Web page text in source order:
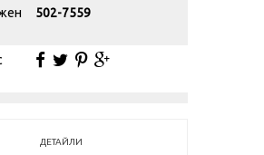
502-7559
ДЕТАЙЛИ